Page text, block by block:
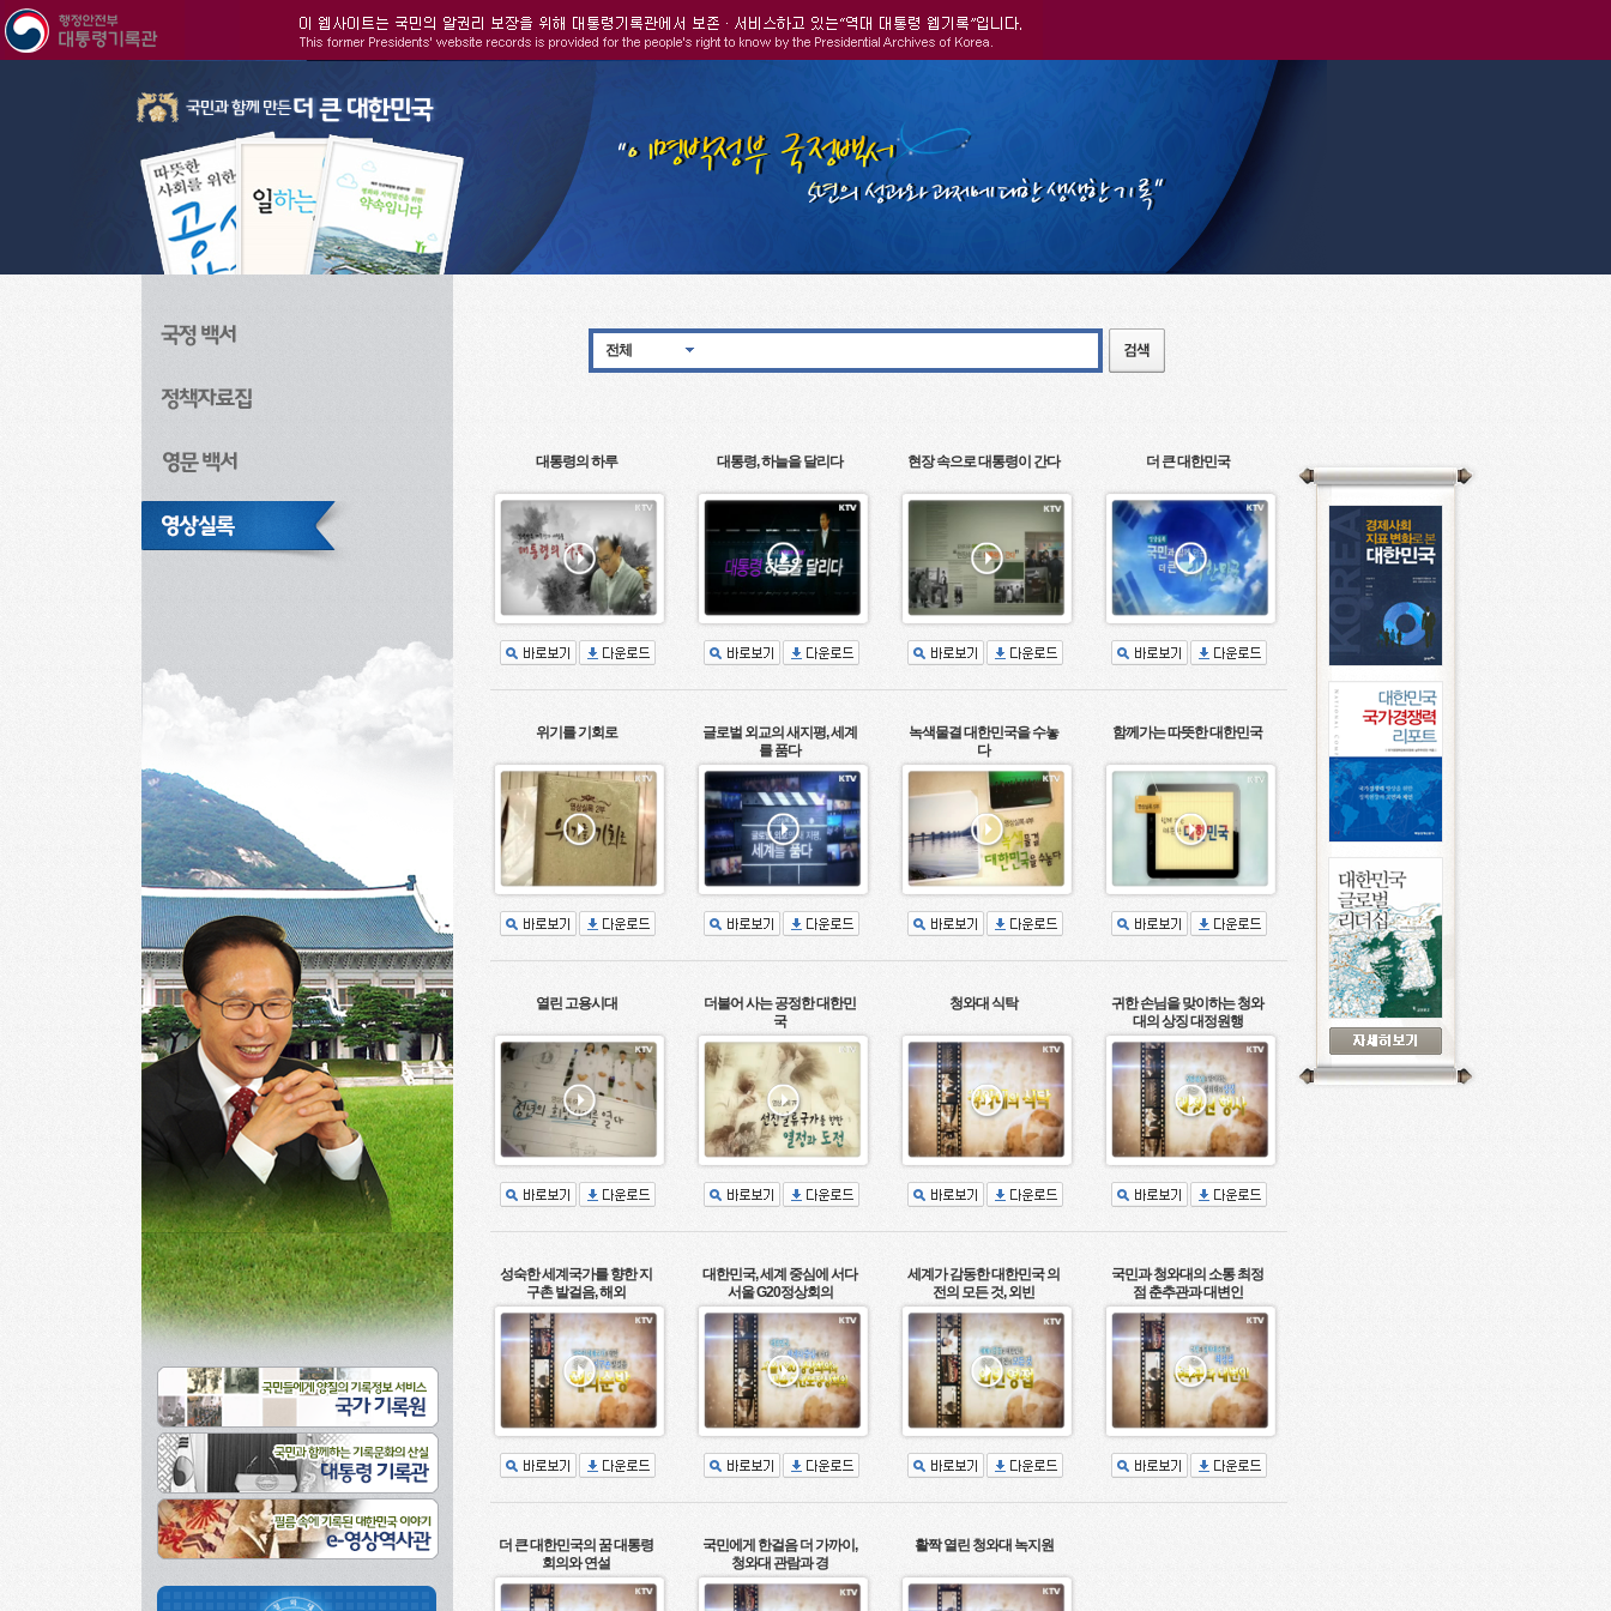
전체
대통령의 하루 대통령, 하늘을 달리다 현장 속으로 대통령이 간다 더 큰 대한민국
위기를 기회로
글로벌 외교의 새지평, 세계
를 품다
녹색물결 대한민국을 수놓
다
함께가는 따뜻한 대한민국
열린 고용시대
더불어 사는 공정한 대한민
국
청와대 식탁
귀한 손님을 맞이하는 청와
대의 상징 대정원행
성숙한 세계국가를 향한 지
구촌 발걸음, 해외
대한민국, 세계 중심에 서다
서울 G20정상회의
세계가 감동한 대한민국 의
전의 모든 것, 외빈
국민과 청와대의 소통 최정
점 춘추관과 대변인
더 큰 대한민국의 꿈 대통령
회의와 연설
국민에게 한걸음 더 가까이,
청와대 관람과 경
활짝 열린 청와대 녹지원